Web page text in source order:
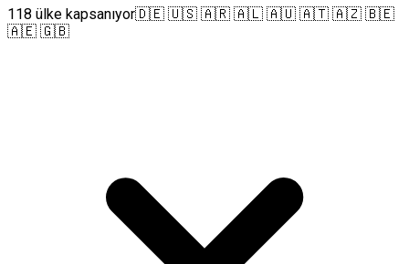
118 ülke kapsanıyor🇩🇪 🇺🇸 🇦🇷 🇦🇱 🇦🇺 🇦🇹 🇦🇿 🇧🇪
🇦🇪 🇬🇧